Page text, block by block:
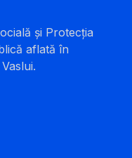
și Protecția
aflată în